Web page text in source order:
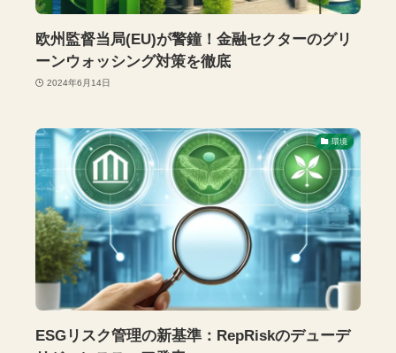
欧州監督当局(EU)が警鐘！金融セクターのグリ
ーンウォッシング対策を徹底
2024年6月14日
環境
ESGリスク管理の新基準：RepRiskのデューデ